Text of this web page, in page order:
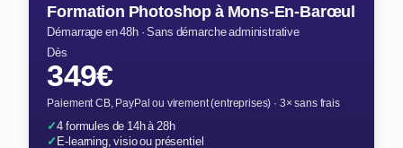
Formation Photoshop à Mons-En-Barœul
Démarrage en 48h · Sans démarche administrative
Dès
349€
Paiement CB, PayPal ou virement (entreprises) · 3× sans frais
✓4 formules de 14h à 28h
✓E-learning, visio ou présentiel